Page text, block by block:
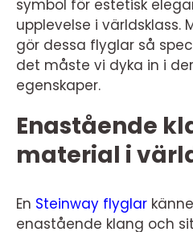
symbol för estetisk
upplevelse i världsklass.
gör dessa flyglar så
det måste vi dyka in i
egenskaper.
Enastående
material i
En Steinway flyglar
enastående klang och